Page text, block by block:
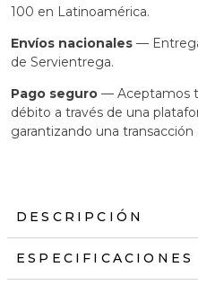
100 en Latinoamérica.
Envíos nacionales —
de Servientrega.
Pago seguro — Aceptamos
débito a través de una
garantizando una
DESCRIPCIÓN
ESPECIFICACIONES